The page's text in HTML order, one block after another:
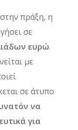
πράξη, η
σε
ευρώ.
με
σε άτυπο
να
για